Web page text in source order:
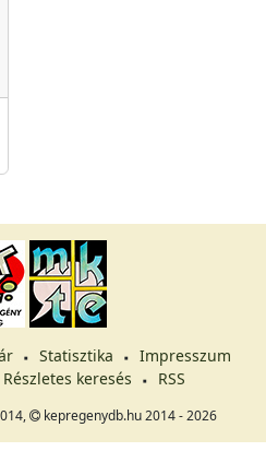
Statisztika
Impresszum
Részletes keresés RSS
kepregenydb.hu 2014 - 2026